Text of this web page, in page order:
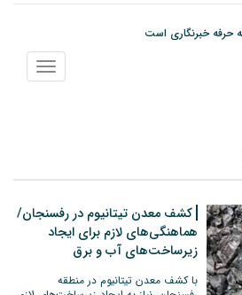
حرفه خبرنگاری است
کرمان؛ از وزش باد و گردوخاک تا رگبار و رعدوبرق
نمایش
منو
کشف معدن تیتانیوم در رفسنجان/
هماهنگی‌های لازم برای ایجاد
زیرساخت‌های آب و برق
با کشف معدن تیتانیوم در منطقه